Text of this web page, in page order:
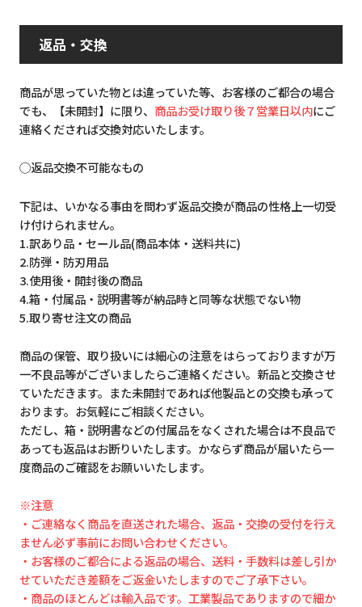
返品・交換
商品が思っていた物とは違っていた等、お客様のご都合の場合
でも、【未開封】に限り、 商品お受け取り後７営業日以内にご
連絡くだされば交換対応いたします。
◯返品交換不可能なもの
下記は、いかなる事由を問わず返品交換が商品の性格上一切受
け付けられません。
1.訳あり品・セール品(商品本体・送料共に)
2.防弾・防刃用品
3.使用後・開封後の商品
4.箱・付属品・説明書等が納品時と同等な状態でない物
5.取り寄せ注文の商品
商品の保管、取り扱いには細心の注意をはらっておりますが万
一不良品等がございましたらご連絡ください。新品と交換させ
ていただきます。また未開封であれば他製品との交換も承って
おります。お気軽にご相談ください。
ただし、箱・説明書などの付属品をなくされた場合は不良品で
あっても返品はお断りいたします。かならず商品が届いたら一
度商品のご確認をお願いいたします。
※注意
・ご連絡なく商品を直送された場合、返品・交換の受付を行え
ません必ず事前にお問い合わせください。
・お客様のご都合による返品の場合、送料・手数料は差し引か
せていただき差額をご返金いたしますのでご了承下さい。
・商品のほとんどは輸入品です。工業製品でありますので細か